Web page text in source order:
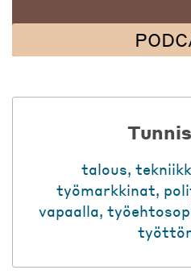
talous,
työmarkkinat,
vapaalla,